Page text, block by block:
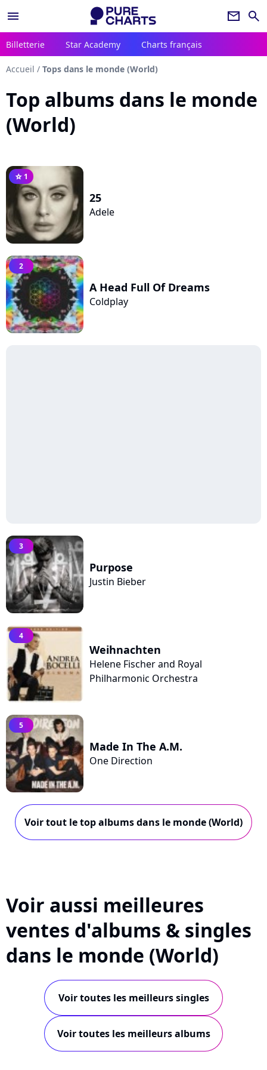
menu newsletter search
Billetterie Star Academy Charts français
Accueil / Tops dans le monde (World)
Top albums dans le monde
(World)
star 1
25
Adele
2
A Head Full Of Dreams
Coldplay
3
Purpose
Justin Bieber
4
Weihnachten
Helene Fischer and Royal
Philharmonic Orchestra
5
Made In The A.M.
One Direction
Voir tout le top albums dans le monde (World)
Voir aussi meilleures
ventes d'albums & singles
dans le monde (World)
Voir toutes les meilleurs singles
Voir toutes les meilleurs albums